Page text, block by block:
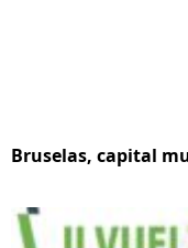
Bruselas, capital